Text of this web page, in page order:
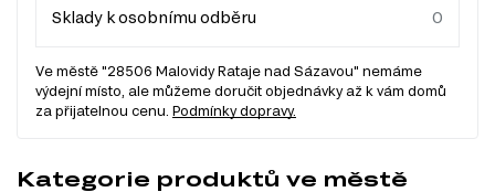
Sklady k osobnímu odběru
Ve městě "28506 Malovidy Rataje nad Sázavou" nemáme
výdejní místo, ale můžeme doručit objednávky až k vám domů
za přijatelnou cenu. Podmínky dopravy.
Kategorie produktů ve městě